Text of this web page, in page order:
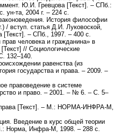
Ю.И. Гревцова [Текст]. – СПб.:
ун-та, 2004 г. – 224 с.
История философии
/ вступ. статья Д.И. Луковоской,
– СПб., 1997. – 400 с.
прав человека и гражданина» в
// Социологические
132–140.
равенства (из
государства и права. – 2009. –
правоведение в системе
и право. – 2001. – № 6. – С. 5–
[Текст]. – М.: НОРМА-ИНФРА-М,
Введение в курс общей теории
Норма, Инфра-М, 1998. – 288 с.